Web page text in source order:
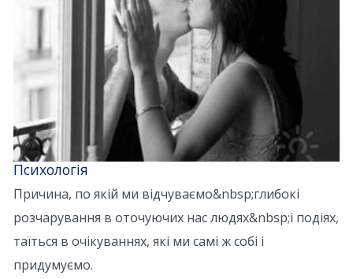
Психологія
Причина, по якій ми відчуваємо&nbsp;глибокі
розчарування в оточуючих нас людях&nbsp;і подіях,
таїться в очікуваннях, які ми самі ж собі і
придумуємо.